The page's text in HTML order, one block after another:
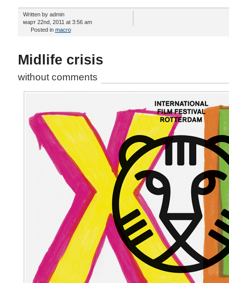
Written by admin
март 22nd, 2011 at 3:56 am
Posted in macro
Midlife crisis
without comments